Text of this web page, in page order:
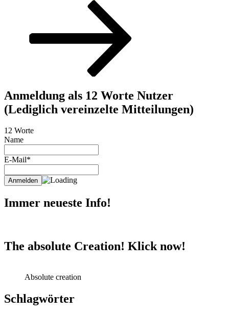
Anmeldung als 12 Worte Nutzer
(Lediglich vereinzelte Mitteilungen)
12 Worte
Name
E-Mail*
Immer neueste Info!
The absolute Creation! Klick now!
Absolute creation
Schlagwörter